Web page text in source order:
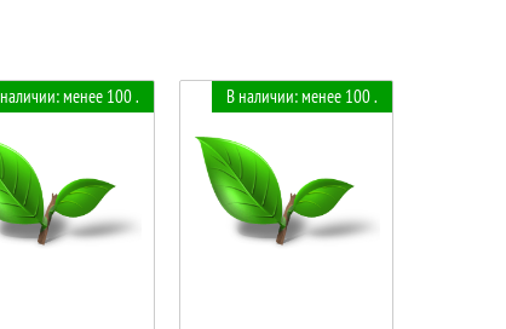
менее 100 . В наличии: менее 100 .